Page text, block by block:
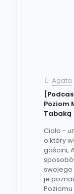
Agata
Poziom
Tabaką
Ciało -
o który
gościni,
swojego
je
Poziomu